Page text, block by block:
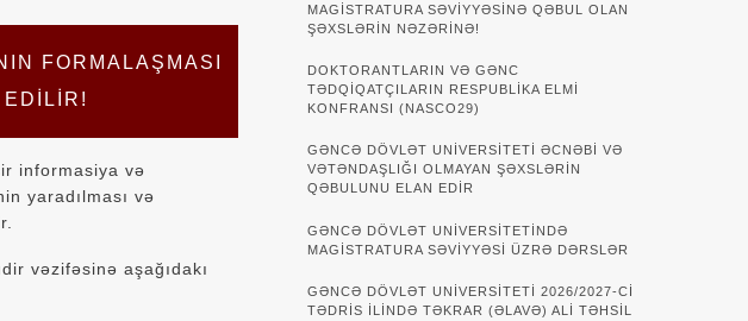
FORMALAŞMASI
informasiya və
yaradılması və
vəzifəsinə aşağıdakı
MAGISTRATURA SƏVIYYƏSINƏ QƏBUL OLAN
ŞƏXSLƏRIN NƏZƏRINƏ!
DOKTORANTLARIN VƏ GƏNC
TƏDQİQATÇILARIN RESPUBLİKA ELMİ
KONFRANSI (NASCO29)
GƏNCƏ DÖVLƏT UNIVERSITETI ƏCNƏBI VƏ
VƏTƏNDAŞLIĞI OLMAYAN ŞƏXSLƏRIN
QƏBULUNU ELAN EDIR
GƏNCƏ DÖVLƏT UNIVERSITETINDƏ
MAGISTRATURA SƏVIYYƏSI ÜZRƏ DƏRSLƏR
GƏNCƏ DÖVLƏT UNİVERSİTETİ 2026/2027-Cİ
TƏDRİS İLİNDƏ TƏKRAR (ƏLAVƏ) ALİ TƏHSİL